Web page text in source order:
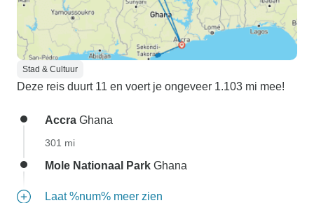
Stad & Cultuur
Deze reis duurt 11 en voert je ongeveer 1.103 mi mee!
Accra Ghana
301 mi
Mole Nationaal Park Ghana
Laat %num% meer zien